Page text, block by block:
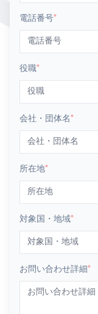
電話番号*
役職*
会社・団体名*
所在地*
対象国・地域*
お問い合わせ詳細*